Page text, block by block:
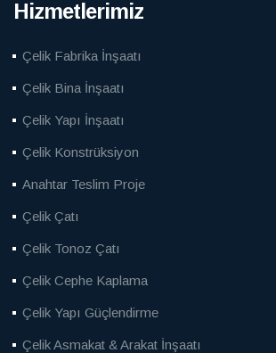
Hizmetlerimiz
Çelik Fabrika İnşaatı
Çelik Bina İnşaatı
Çelik Yapı İnşaatı
Çelik Konstrüksiyon
Anahtar Teslim Proje
Çelik Çatı
Çelik Tonoz Çatı
Çelik Cephe Kaplama
Çelik Yapı Güçlendirme
Çelik Asmakat & Arakat İnşaatı